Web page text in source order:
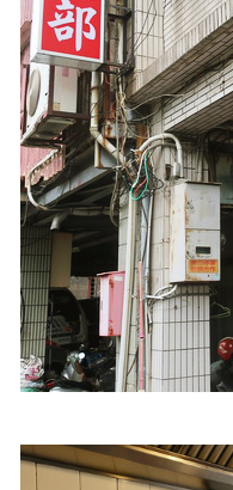
照相簿
影音區
創意出版服務
歷史區
關於Yilan
個人著作
活動實況記錄
媒體報導一覽
訂閱電子報